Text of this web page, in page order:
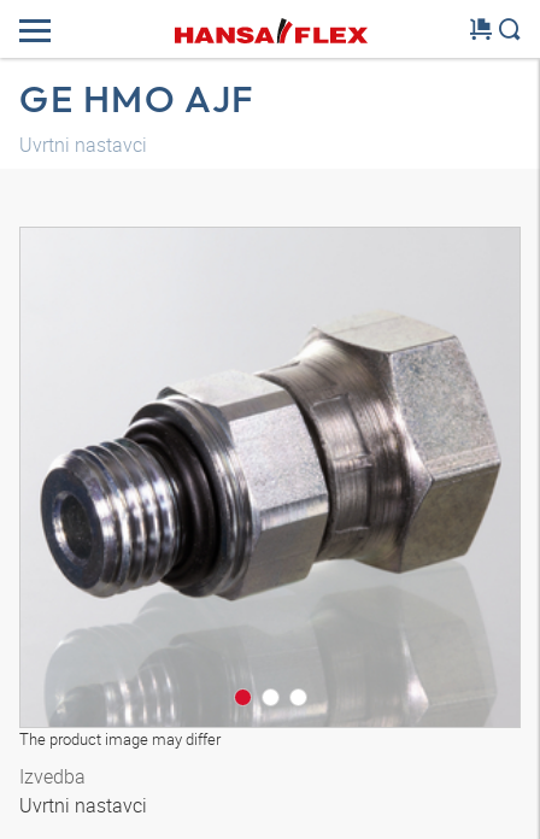
GE HMO AJF
Uvrtni nastavci
The product image may differ
3D model
Izvedba
Uvrtni nastavci